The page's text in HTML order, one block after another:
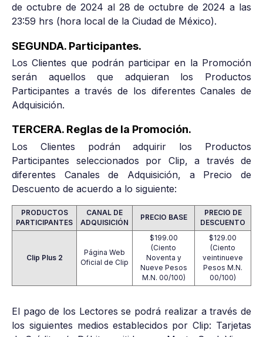
de octubre de 2024 al 28 de octubre de 2024 a las
23:59 hrs (hora local de la Ciudad de México).
SEGUNDA. Participantes.
Los Clientes que podrán participar en la Promoción
serán aquellos que adquieran los Productos
Participantes a través de los diferentes Canales de
Adquisición.
TERCERA. Reglas de la Promoción.
Los Clientes podrán adquirir los Productos
Participantes seleccionados por Clip, a través de
diferentes Canales de Adquisición, a Precio de
Descuento de acuerdo a lo siguiente:
PRODUCTOS
PARTICIPANTES
CANAL DE
ADQUISICIÓN
PRECIO BASE
PRECIO DE
DESCUENTO
Clip Plus 2
Página Web
Oficial de Clip
$199.00
(Ciento
Noventa y
Nueve Pesos
M.N. 00/100)
$129.00
(Ciento
veintinueve
Pesos M.N.
00/100)
El pago de los Lectores se podrá realizar a través de
los siguientes medios establecidos por Clip: Tarjetas